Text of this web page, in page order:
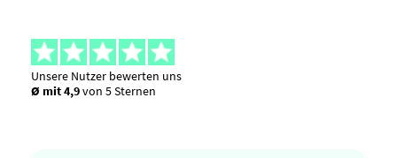
Unsere Nutzer bewerten uns
Ø mit 4,9von 5 Sternen